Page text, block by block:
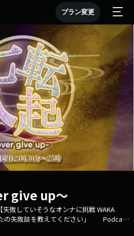
プラン変更
give up～
敗していそうなオンナに挑戦 WAKA
の失敗談を教えてください」 Podcast
ォーム 【ぷいラジ】さきさまに教えた